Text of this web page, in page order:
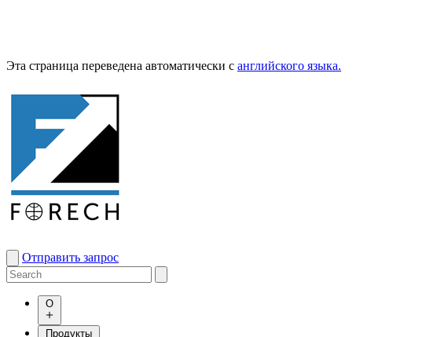
Эта страница переведена автоматически с английского языка.
Отправить запрос